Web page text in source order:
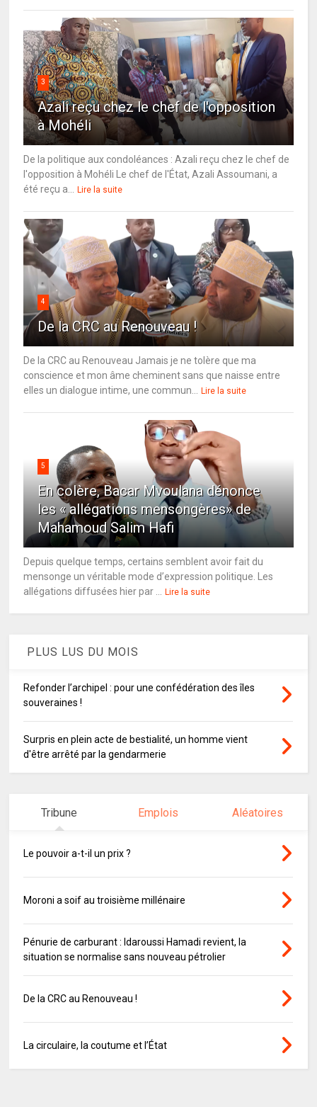
3
Azali reçu chez le chef de l'opposition
à Mohéli
De la politique aux condoléances : Azali reçu chez le chef de
l'opposition à Mohéli Le chef de l'État, Azali Assoumani, a
été reçu a... Lire la suite
4
De la CRC au Renouveau !
De la CRC au Renouveau Jamais je ne tolère que ma
conscience et mon âme cheminent sans que naisse entre
elles un dialogue intime, une commun... Lire la suite
5
En colère, Bacar Mvoulana dénonce
les « allégations mensongères» de
Mahamoud Salim Hafi
Depuis quelque temps, certains semblent avoir fait du
mensonge un véritable mode d’expression politique. Les
allégations diffusées hier par ... Lire la suite
PLUS LUS DU MOIS
Refonder l’archipel : pour une confédération des îles
souveraines !
Surpris en plein acte de bestialité, un homme vient
d'être arrêté par la gendarmerie
Tribune Emplois Aléatoires
Le pouvoir a-t-il un prix ?
Moroni a soif au troisième millénaire
Pénurie de carburant : Idaroussi Hamadi revient, la
situation se normalise sans nouveau pétrolier
De la CRC au Renouveau !
La circulaire, la coutume et l’État